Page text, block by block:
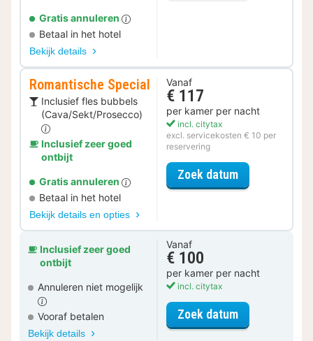
Gratis annuleren
Betaal in het hotel
Bekijk details
Romantische Special
Inclusief fles bubbels
(Cava/Sekt/Prosecco)
Inclusief zeer goed
ontbijt
Gratis annuleren
Betaal in het hotel
Bekijk details en opties
Vanaf
€ 117
per kamer per nacht
incl. citytax
excl. servicekosten € 10 per
reservering
Zoek datumvoor
Inclusief zeer goed
ontbijt
Annuleren niet mogelijk
Vooraf betalen
Bekijk details
Vanaf
€ 100
per kamer per nacht
incl. citytax
Zoek datumvoor Comfort